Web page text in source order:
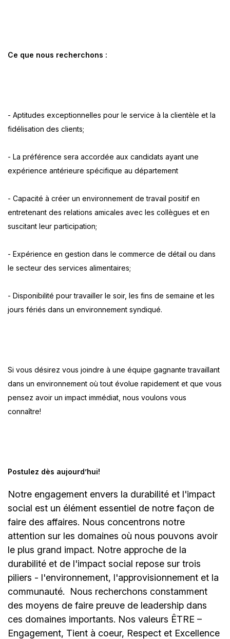
Ce que nous recherchons :
- Aptitudes exceptionnelles pour le service à la clientèle et la
fidélisation des clients;
- La préférence sera accordée aux candidats ayant une
expérience antérieure spécifique au département
- Capacité à créer un environnement de travail positif en
entretenant des relations amicales avec les collègues et en
suscitant leur participation;
- Expérience en gestion dans le commerce de détail ou dans
le secteur des services alimentaires;
- Disponibilité pour travailler le soir, les fins de semaine et les
jours fériés dans un environnement syndiqué.
Si vous désirez vous joindre à une équipe gagnante travaillant
dans un environnement où tout évolue rapidement et que vous
pensez avoir un impact immédiat, nous voulons vous
connaître!
Postulez dès aujourd’hui!
Notre engagement envers la durabilité et l'impact
social est un élément essentiel de notre façon de
faire des affaires. Nous concentrons notre
attention sur les domaines où nous pouvons avoir
le plus grand impact. Notre approche de la
durabilité et de l'impact social repose sur trois
piliers - l'environnement, l'approvisionnement et la
communauté.
Nous recherchons constamment
des moyens de faire preuve de leadership dans
ces domaines importants. Nos valeurs ÊTRE –
Engagement, Tient à coeur, Respect et Excellence